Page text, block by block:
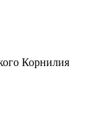
Корнилия